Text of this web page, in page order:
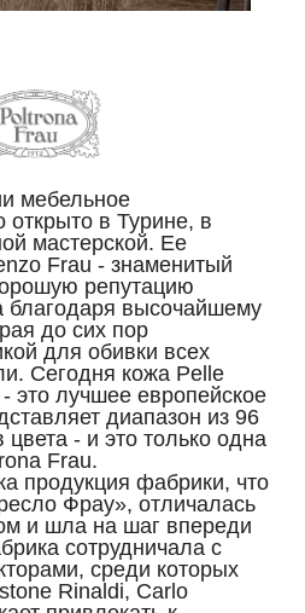
мебельное
открыто в Турине, в
мастерской. Ее
Frau - знаменитый
репутацию
благодаря высочайшему
до сих пор
для обивки всех
Сегодня кожа Pelle
это лучшее европейское
диапазон из 96
цвета - и это только одна
Frau.
продукция фабрики, что
Фрау», отличалась
и шла на шаг впереди
сотрудничала с
среди которых
Rinaldi, Carlo